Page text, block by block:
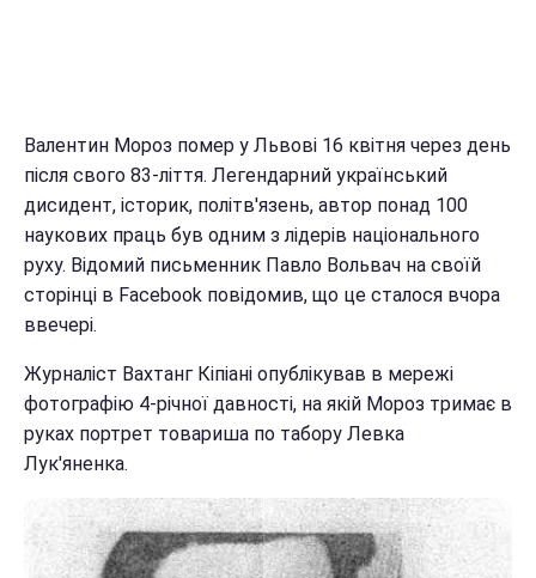
Валентин Мороз помер у Львові 16 квітня через день
після свого 83-ліття. Легендарний український
дисидент, історик, політв'язень, автор понад 100
наукових праць був одним з лідерів національного
руху. Відомий письменник Павло Вольвач на своїй
сторінці в Facebook повідомив, що це сталося вчора
ввечері.
Журналіст Вахтанг Кіпіані опублікував в мережі
фотографію 4-річної давності, на якій Мороз тримає в
руках портрет товариша по табору Левка
Лук'яненка.